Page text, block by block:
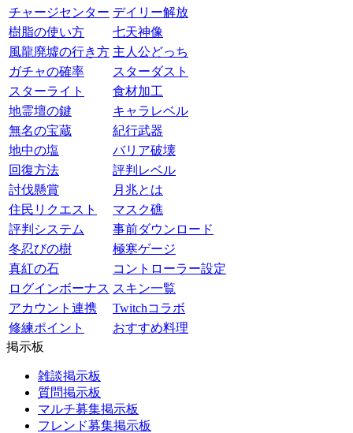
チャージセンター デイリー解放
樹脂の使い方
七天神像
風龍廃墟の行き方 主人公どっち
ガチャの確率
スターダスト
スターライト
食材加工
地霊壇の鍵
キャラレベル
無名の宝蔵
紀行武器
地中の塩
バリア破壊
回復方法
評判レベル
討伐懸賞
月兆とは
住民リクエスト
マスク礁
評判システム
事前ダウンロード
冬忍びの樹
極寒ゲージ
真紅の石
コントローラー設定
ログインボーナス スキン一覧
アカウント連携
Twitchコラボ
修練ポイント
おすすめ料理
掲示板
雑談掲示板
質問掲示板
マルチ募集掲示板
フレンド募集掲示板